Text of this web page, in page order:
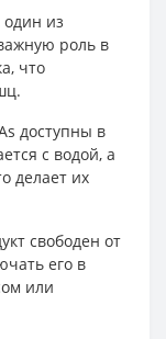
из
роль в
что
доступны в
с водой, а
делает их
свободен от
его в
или